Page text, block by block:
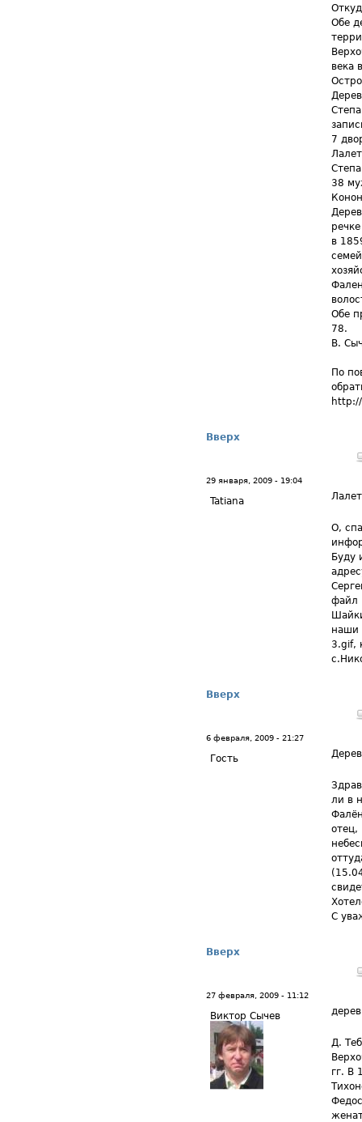
Обе
века
7
38
в
Обе
78.
В.
По
Вверх
29 января, 2009 - 19:04
Tatiana
О,
Буду
файл
наши
3.gif,
Вверх
6 февраля, 2009 - 21:27
Гость
ли в
отец,
С
Вверх
27 февраля, 2009 - 11:12
Виктор Сычев
Д.
гг. В